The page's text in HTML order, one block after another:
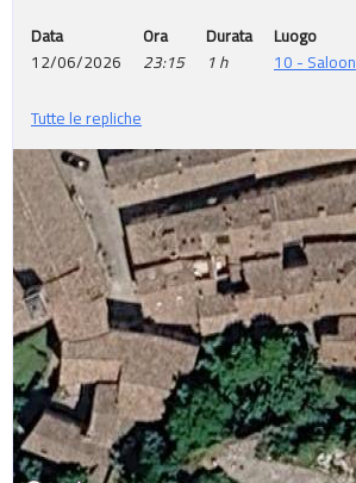
Data
12/06/2026
Ora
23:15
Durata
1 h
Luogo
10 - Saloon
Tutte le repliche